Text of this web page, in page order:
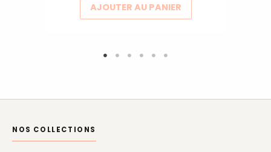
AJOUTER AU PANIER
NOS COLLECTIONS